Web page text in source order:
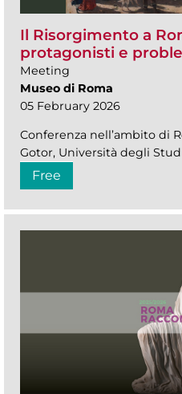
Il Risorgimento a
protagonisti e
Meeting
Museo di Roma
05 February 2026
Conferenza nell’ambito di
Gotor, Università degli
Free